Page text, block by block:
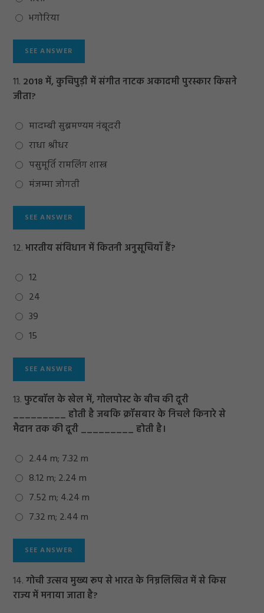
भगोरिया
11. 2018 में, कुचिपुड़ी में संगीत नाटक अकादमी पुरस्कार किसने
जीता?
मादम्बी सुब्रमण्यम नंबूदरी
राधा श्रीधर
पसुमूर्ति रामलिंग शास्त्र
मंजम्मा जोगती
12.भारतीय संविधान में कितनी अनुसूचियाँ हैं?
12
24
39
15
13.फुटबॉल के खेल में, गोलपोस्ट के बीच की दूरी
_________ होती है जबकि क्रॉसबार के निचले किनारे से
मैदान तक की दूरी _________ होती है।
2.44 m; 7.32 m
8.12 m; 2.24 m
7.52 m; 4.24 m
7.32 m; 2.44 m
14.गोची उत्सव मुख्य रूप से भारत के निम्नलिखित में से किस
राज्य में मनाया जाता है?